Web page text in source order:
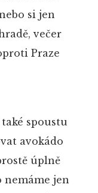
si jen
večer
Praze
spoustu
avokádo
úplně
nemáme jen